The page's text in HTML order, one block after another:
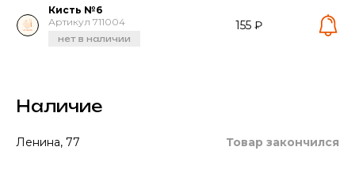
Кисть №6
Артикул 711004
нет в наличии
155 ₽
Наличие
Ленина, 77 Товар закончился